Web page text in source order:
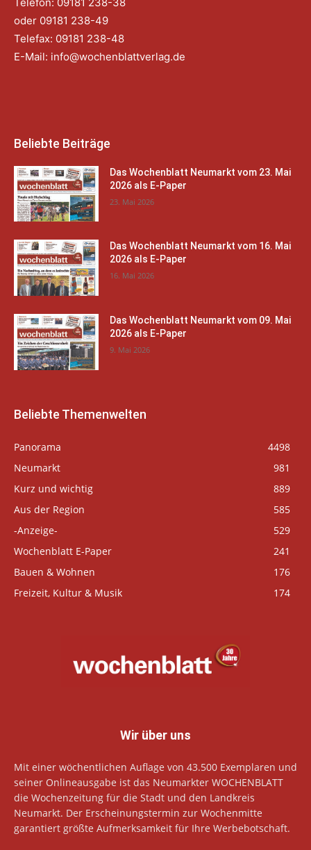
oder 09181 238-49
Telefax: 09181 238-48
E-Mail: info@wochenblattverlag.de
Beliebte Beiträge
Das Wochenblatt Neumarkt vom 23. Mai
2026 als E-Paper
23. Mai 2026
Das Wochenblatt Neumarkt vom 16. Mai
2026 als E-Paper
16. Mai 2026
Das Wochenblatt Neumarkt vom 09. Mai
2026 als E-Paper
9. Mai 2026
Beliebte Themenwelten
Panorama
4498
Neumarkt
981
Kurz und wichtig
889
Aus der Region
585
-Anzeige-
529
Wochenblatt E-Paper
241
Bauen & Wohnen
176
Freizeit, Kultur & Musik
174
Wir über uns
Mit einer wöchentlichen Auflage von 43.500 Exemplaren und
seiner Onlineausgabe ist das Neumarkter WOCHENBLATT
die Wochenzeitung für die Stadt und den Landkreis
Neumarkt. Der Erscheinungstermin zur Wochenmitte
garantiert größte Aufmerksamkeit für Ihre Werbebotschaft.